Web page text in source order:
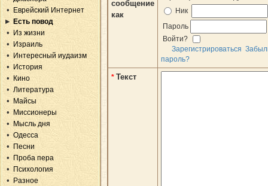
Еврейский Интернет
Есть повод
Из жизни
Израиль
Интересный иудаизм
История
Кино
Литература
Майсы
Миссионеры
Мысль дня
Одесса
Песни
Проба пера
Психология
Разное
сообщение
как
Ник
Пароль
Войти?
Зарегистрироваться
пароль?
* Текст